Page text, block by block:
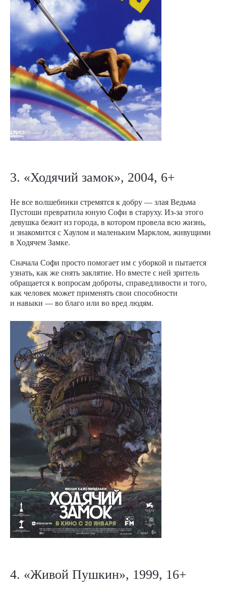
3. «Ходячий замок», 2004, 6+
Не все волшебники стремятся к добру — злая Ведьма
Пустоши превратила юную Софи в старуху. Из-за этого
девушка бежит из города, в котором провела всю жизнь,
и знакомится с Хаулом и маленьким Марклом, живущими
в Ходячем Замке.
Сначала Софи просто помогает им с уборкой и пытается
узнать, как же снять заклятие. Но вместе с ней зритель
обращается к вопросам доброты, справедливости и того,
как человек может применять свои способности
и навыки — во благо или во вред людям.
4. «Живой Пушкин», 1999, 16+